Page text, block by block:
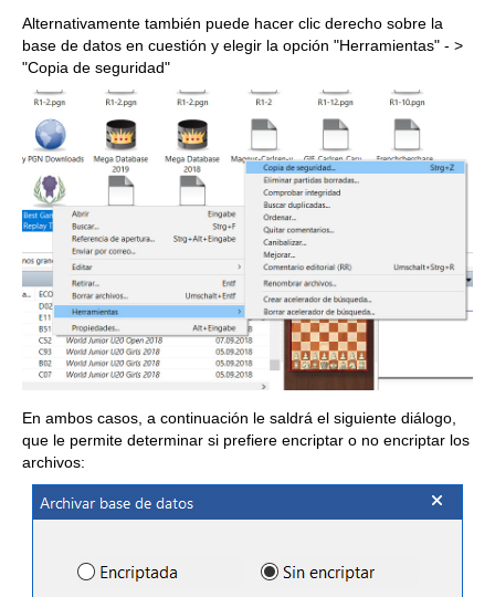
Alternativamente también puede hacer clic derecho sobre la
base de datos en cuestión y elegir la opción "Herramientas" - >
"Copia de seguridad"
En ambos casos, a continuación le saldrá el siguiente diálogo,
que le permite determinar si prefiere encriptar o no encriptar los
archivos: